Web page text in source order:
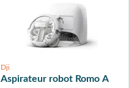
Dji
Aspirateur robot Romo A